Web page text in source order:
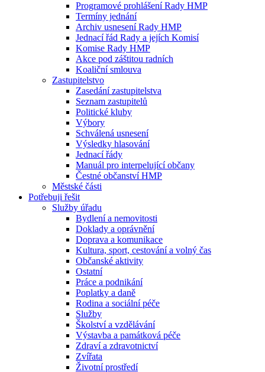
Programové prohlášení Rady HMP
Termíny jednání
Archiv usnesení Rady HMP
Jednací řád Rady a jejích Komisí
Komise Rady HMP
Akce pod záštitou radních
Koaliční smlouva
Zastupitelstvo
Zasedání zastupitelstva
Seznam zastupitelů
Politické kluby
Výbory
Schválená usnesení
Výsledky hlasování
Jednací řády
Manuál pro interpelující občany
Čestné občanství HMP
Městské části
Potřebuji řešit
Služby úřadu
Bydlení a nemovitosti
Doklady a oprávnění
Doprava a komunikace
Kultura, sport, cestování a volný čas
Občanské aktivity
Ostatní
Práce a podnikání
Poplatky a daně
Rodina a sociální péče
Služby
Školství a vzdělávání
Výstavba a památková péče
Zdraví a zdravotnictví
Zvířata
Životní prostředí